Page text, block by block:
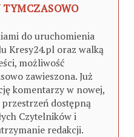
TYMCZASOWO
do uruchomienia
Kresy24.pl oraz walką
możliwość
zawieszona. Już
komentarzy w nowej,
dostępną
Czytelników i
redakcji.